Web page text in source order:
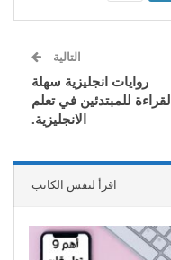
التالية
روايات انجليزية سهلة
القراءة للمبتدئين في تعلم
الانجليزية.
اقرأ لنفس الكاتب